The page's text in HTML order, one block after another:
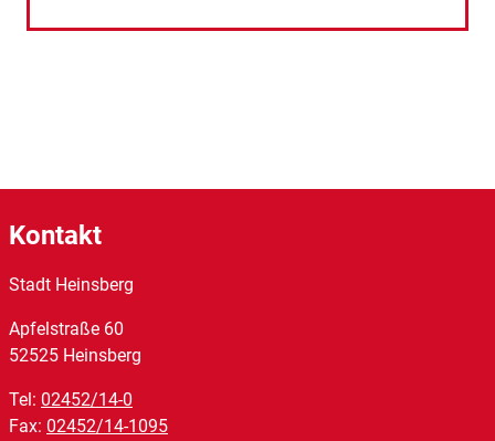
Kontakt
Stadt Heinsberg
Apfelstraße 60
52525 Heinsberg
Tel: 02452/14-0
Fax: 02452/14-1095